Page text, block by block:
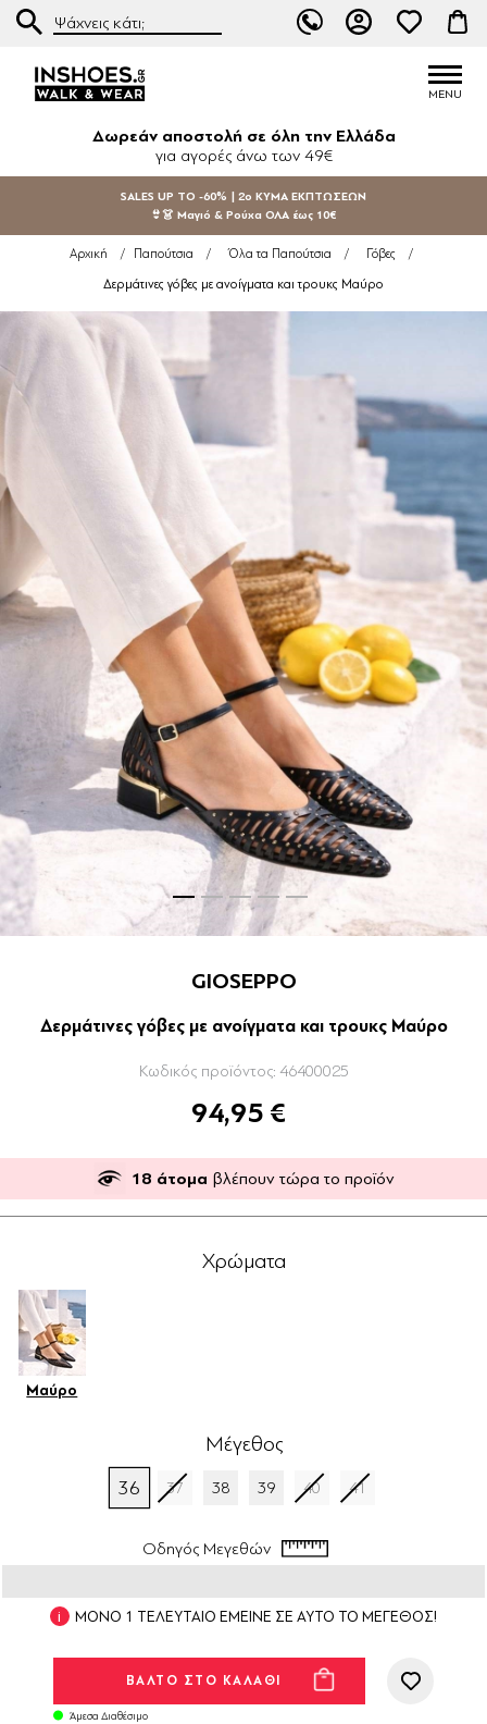
Δωρεάν αποστολή σε όλη την Ελλάδα
για αγορές άνω των 49€
SALES UP TO -60% | 2ο ΚΥΜΑ ΕΚΠΤΩΣΕΩΝ
👙👗 Μαγιό & Ρούχα ΟΛΑ έως 10€
Αρχική / Παπούτσια / Όλα τα Παπούτσια / Γόβες /
Δερμάτινες γόβες με ανοίγματα και τρουκς Μαύρο
GIOSEPPO
Δερμάτινες γόβες με ανοίγματα και τρουκς Μαύρο
Κωδικός προϊόντος: 46400025
94,95 €
18 άτομα βλέπουν τώρα το προϊόν
Χρώματα
Μαύρο
Μέγεθος
36 37 38 39 40 41
Οδηγός Μεγεθών
ΜΟΝΟ 1 ΤΕΛΕΥΤΑΙΟ ΕΜΕΙΝΕ ΣΕ ΑΥΤΟ ΤΟ ΜΕΓΕΘΟΣ!
Άμεσα Διαθέσιμο